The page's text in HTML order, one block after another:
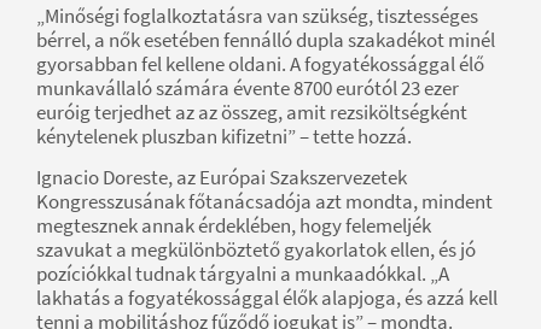
„Minőségi foglalkoztatásra van szükség, tisztességes
bérrel, a nők esetében fennálló dupla szakadékot minél
gyorsabban fel kellene oldani. A fogyatékossággal élő
munkavállaló számára évente 8700 eurótól 23 ezer
euróig terjedhet az az összeg, amit rezsiköltségként
kénytelenek pluszban kifizetni” – tette hozzá.
Ignacio Doreste, az Európai Szakszervezetek
Kongresszusának főtanácsadója azt mondta, mindent
megtesznek annak érdeklében, hogy felemeljék
szavukat a megkülönböztető gyakorlatok ellen, és jó
pozíciókkal tudnak tárgyalni a munkaadókkal. „A
lakhatás a fogyatékossággal élők alapjoga, és azzá kell
tenni a mobilitáshoz fűződő jogukat is” – mondta.